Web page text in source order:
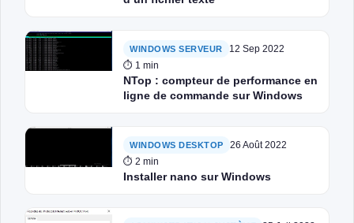
WINDOWS SERVEUR
12 Sep 2022
⏱ 1 min
NTop : compteur de performance en
ligne de commande sur Windows
WINDOWS DESKTOP
26 Août 2022
⏱ 2 min
Installer nano sur Windows